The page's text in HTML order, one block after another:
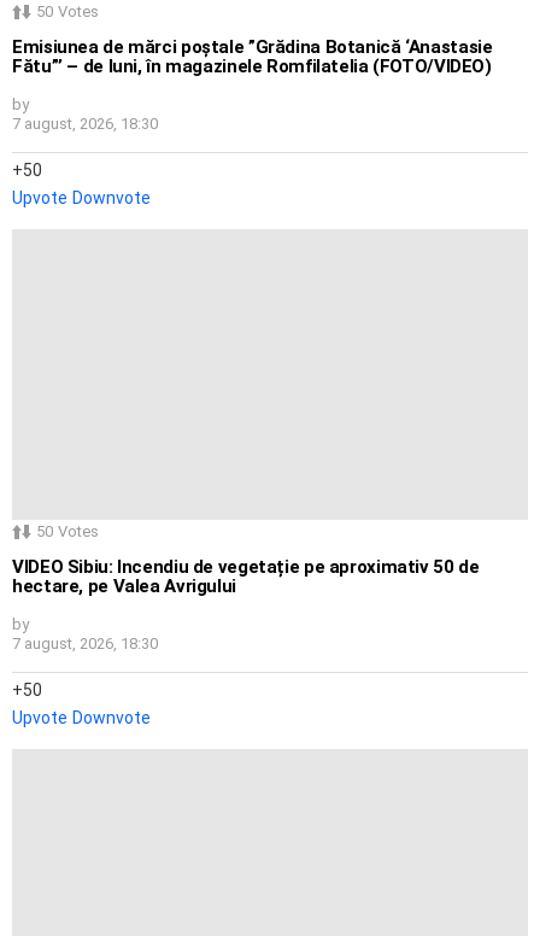
50 Votes
Emisiunea de mărci poștale ”Grădina Botanică ‘Anastasie
Fătu”’ – de luni, în magazinele Romfilatelia (FOTO/VIDEO)
by
7 august, 2026, 18:30
50
Upvote Downvote
50 Votes
VIDEO Sibiu: Incendiu de vegetație pe aproximativ 50 de
hectare, pe Valea Avrigului
by
7 august, 2026, 18:30
50
Upvote Downvote